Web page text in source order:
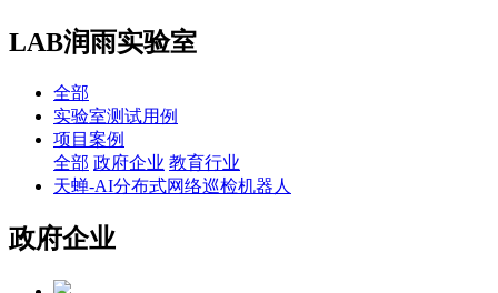
LAB润雨实验室
全部
实验室测试用例
项目案例
全部 政府企业 教育行业
天蝉-AI分布式网络巡检机器人
政府企业